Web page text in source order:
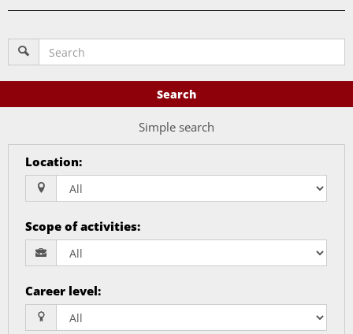
Search
Simple search
Location:
Scope of activities:
Career level: